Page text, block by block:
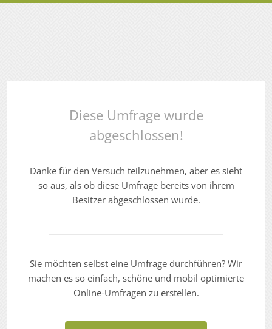
Diese Umfrage wurde
abgeschlossen!
Danke für den Versuch teilzunehmen, aber es sieht
so aus, als ob diese Umfrage bereits von ihrem
Besitzer abgeschlossen wurde.
Sie möchten selbst eine Umfrage durchführen? Wir
machen es so einfach, schöne und mobil optimierte
Online-Umfragen zu erstellen.